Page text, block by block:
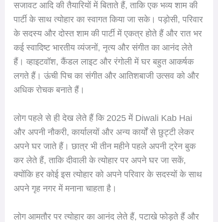
सजावट आदि की तैयारियों में बिताते हैं, ताकि एक भव्य शाम की
पार्टी के साथ त्योहार का स्वागत किया जा सके। पड़ोसी, परिवार
के सदस्य और दोस्त शाम की पार्टी में एकत्र होते हैं और रात भर
कई स्वादिष्ट भारतीय व्यंजनों, नृत्य और संगीत का आनंद लेते
हैं। व्हाइटवॉश, कैंडल लाइट और रंगोली में घर बहुत आकर्षक
लगते हैं। ऊंची पिच का संगीत और आतिशबाजी उत्सव को और
अधिक रोचक बनाते हैं।
लोग पहले से ही देख लेते हैं कि 2025 में Diwali Kab Hai
और अपनी नौकरी, कार्यालयों और अन्य कार्यों से छुट्टी लेकर
अपने घर जाते हैं। छात्र भी तीन महीने पहले अपनी ट्रेन बुक
कर लेते हैं, ताकि दीवाली के त्योहार पर अपने घर जा सकें,
क्योंकि हर कोई इस त्योहार को अपने परिवार के सदस्यों के साथ
अपने गृह नगर में मनाना चाहता है।
लोग आमतौर पर त्योहार का आनंद लेते हैं, पटाखे फोड़ते हैं और